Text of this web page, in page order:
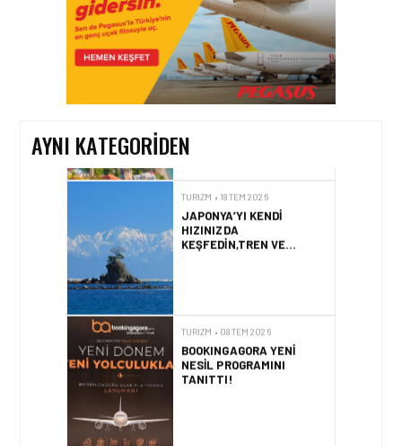
AYNI KATEGORIDEN
TURIZM • 24 TEM 2026
ENUYGUN.COM’DAN YAZ
ROTASI: TÜRKIYE’NIN EN
POPÜLER PLAJLARI
HIZINIZDA
KEŞFEDIN,TREN VE
OTOBÜSLE YENI BIR
GÜZERGÂH
NESIL PROGRAMINI
TANITTI!